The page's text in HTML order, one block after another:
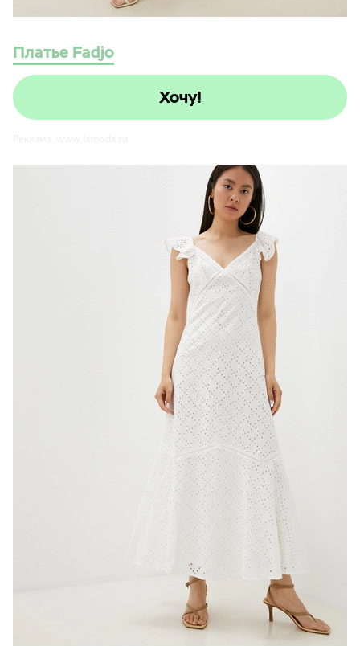
Платье Fadjo
Хочу!